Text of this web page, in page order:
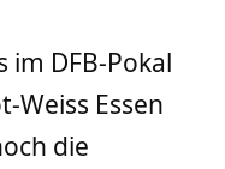
im DFB-Pokal
Weiss Essen
die